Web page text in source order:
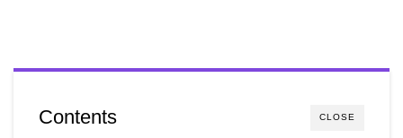
CLOSE
Contents